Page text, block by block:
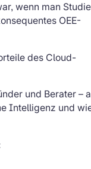
wenn man
OEE-
des Cloud-
und Berater –
Intelligenz und